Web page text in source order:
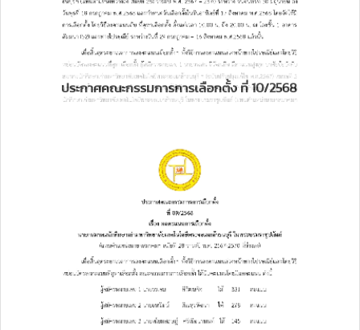
ประกาศคณะกรรมการการเลือกตั้ง ที่ 10/2568